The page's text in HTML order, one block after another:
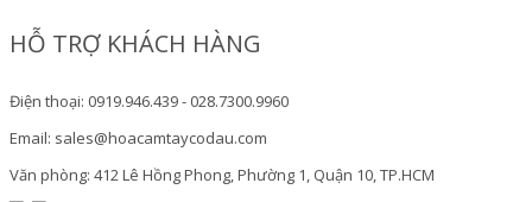
HỖ TRỢ KHÁCH HÀNG
Điện thoại: 0919.946.439 - 028.7300.9960
Email: sales@hoacamtaycodau.com
Văn phòng: 412 Lê Hồng Phong, Phường 1, Quận 10, TP.HCM